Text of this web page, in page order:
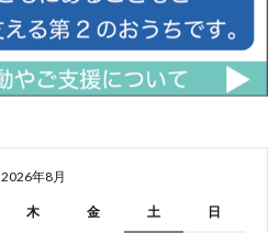
2026年8月
木 金 土 日